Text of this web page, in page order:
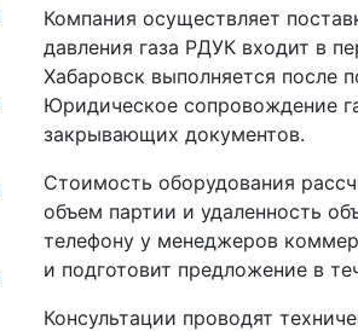
Компания осуществляет
давления газа РДУК входит в
Хабаровск выполняется после
Юридическое сопровождение
закрывающих документов.
Стоимость оборудования
объем партии и удаленность
телефону у менеджеров
и подготовит предложение в
Консультации проводят